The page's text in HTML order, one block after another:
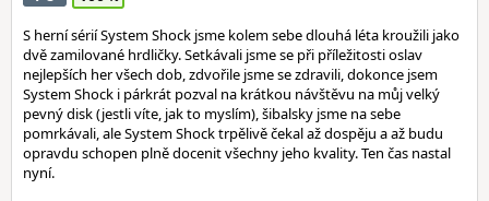
S herní sérií System Shock jsme kolem sebe dlouhá léta kroužili jako
dvě zamilované hrdličky. Setkávali jsme se při příležitosti oslav
nejlepších her všech dob, zdvořile jsme se zdravili, dokonce jsem
System Shock i párkrát pozval na krátkou návštěvu na můj velký
pevný disk (jestli víte, jak to myslím), šibalsky jsme na sebe
pomrkávali, ale System Shock trpělivě čekal až dospěju a až budu
opravdu schopen plně docenit všechny jeho kvality. Ten čas nastal
nyní.